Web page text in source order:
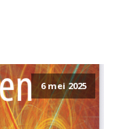
6 mei 2025